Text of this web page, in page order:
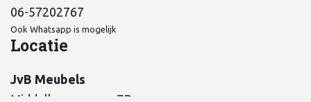
06-57202767
Ook Whatsapp is mogelijk
Locatie
JvB Meubels
Middelkampseweg 7B